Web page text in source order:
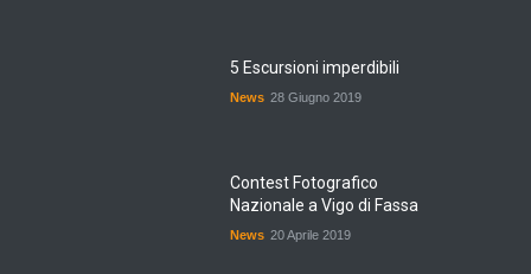
5 Escursioni imperdibili
News 28 Giugno 2019
Contest Fotografico
Nazionale a Vigo di Fassa
News 20 Aprile 2019